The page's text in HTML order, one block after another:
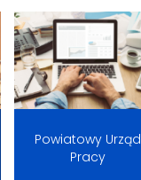
Powiatowy Urząd
Pracy